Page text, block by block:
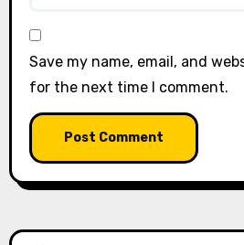
Save my name, email, and
for the next time I comment.